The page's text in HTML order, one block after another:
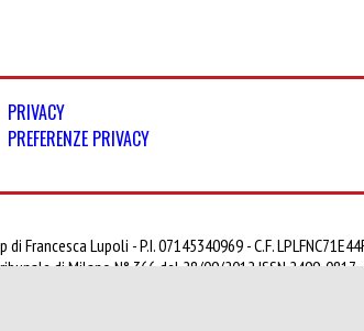
PRIVACY
PREFERENZE PRIVACY
Francesca Lupoli - P.I. 07145340969 - C.F.
di Milano N° 366 del 28/09/2012 ISSN 2499-